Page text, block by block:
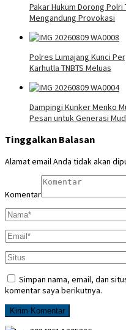
Pakar Hukum Dorong
Mengandung Provokasi
Polres Lumajang Kunci
Karhutla TNBTS Meluas
Dampingi Kunker Menko
Pesan untuk Generasi
Tinggalkan Balasan
Alamat email Anda tidak akan
Komentar
Simpan nama, email, dan
komentar saya berikutnya.